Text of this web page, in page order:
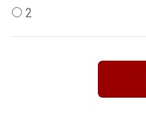
2